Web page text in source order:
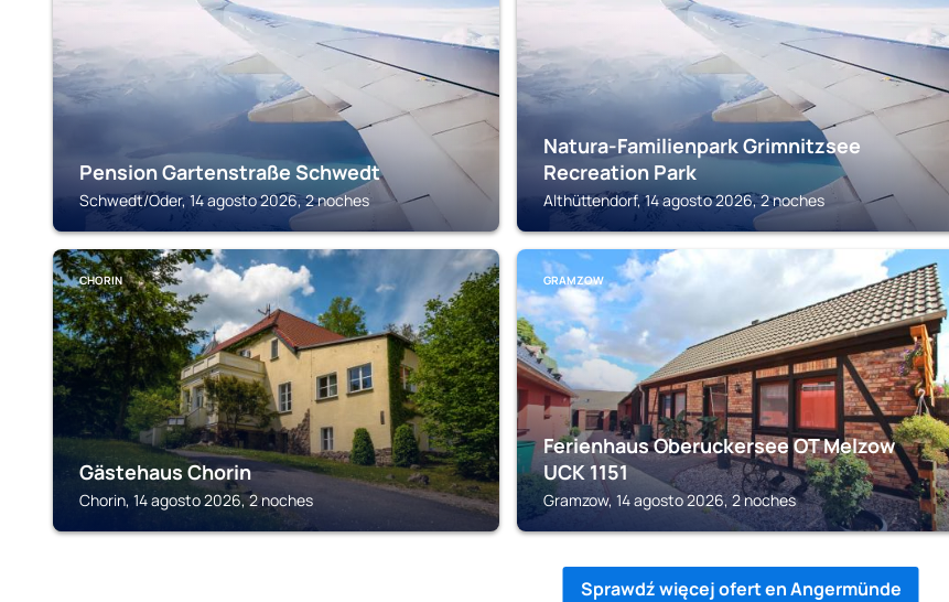
Pension Gartenstraße Schwedt
Schwedt/Oder, 14 agosto 2026, 2 noches
Natura-Familienpark Grimnitzsee
Recreation Park
Althüttendorf, 14 agosto 2026, 2 noches
CHORIN
Gästehaus Chorin
Chorin, 14 agosto 2026, 2 noches
GRAMZOW
Ferienhaus Oberuckersee OT Melzow
UCK 1151
Gramzow, 14 agosto 2026, 2 noches
Sprawdź więcej ofert en Angermünde